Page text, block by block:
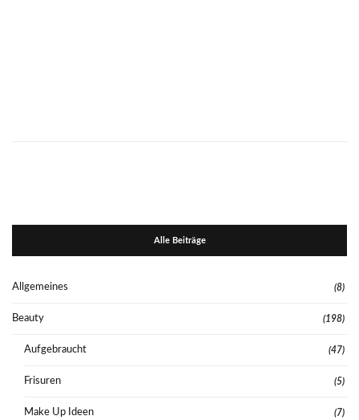
Alle Beiträge
Allgemeines (8)
Beauty (198)
Aufgebraucht (47)
Frisuren (5)
Make Up Ideen (7)